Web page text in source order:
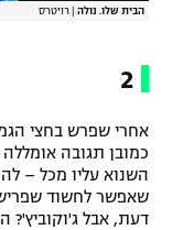
הבית שלו. נולה רויטרס
2
אחרי שפרש בחצי
כמובן תגובה
השנוא עליו מכל –
שאפשר לחשוד
דעת, אבל ג'וקוביץ'?